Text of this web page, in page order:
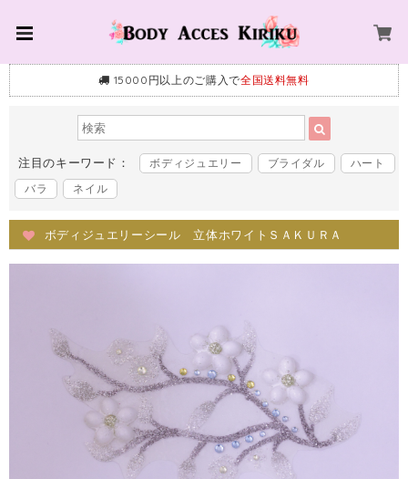
15000円以上のご購入で全国送料無料
注目のキーワード： ボディジュエリー ブライダル
ハート
バラ
ネイル
ボディジュエリーシール 立体ホワイトＳＡＫＵＲＡ